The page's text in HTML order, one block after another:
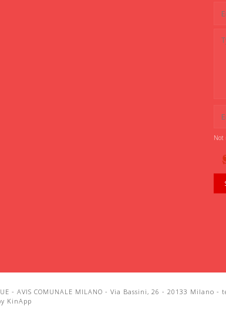
Not
- AVIS COMUNALE MILANO - Via Bassini, 26 - 20133 Milano
KinApp